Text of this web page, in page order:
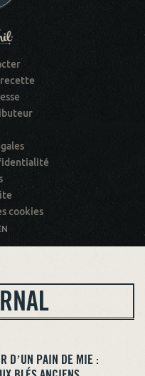
recette
cookies
D’UN PAIN DE MIE :